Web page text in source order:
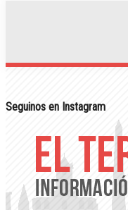
Seguinos en Instagram